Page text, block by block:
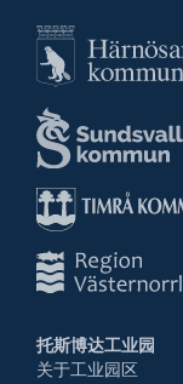
托斯博达工业园
关于工业园区